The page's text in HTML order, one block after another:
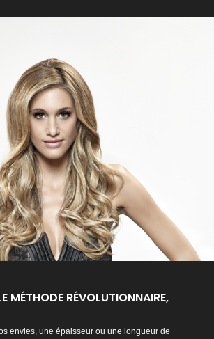
MÉTHODE RÉVOLUTIONNAIRE,
envies, une épaisseur ou une longueur de